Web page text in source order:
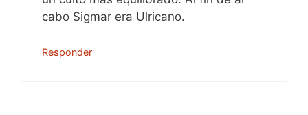
cabo Sigmar era Ulricano.
Responder